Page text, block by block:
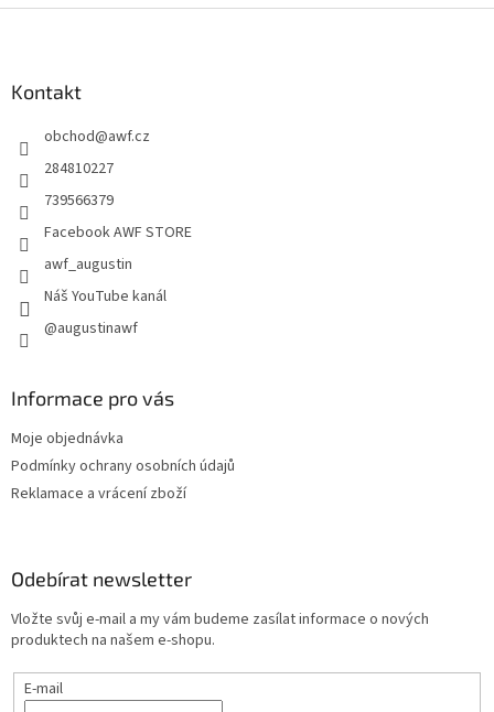
Kontakt
obchod@awf.cz
284810227
739566379
Facebook AWF STORE
awf_augustin
Náš YouTube kanál
@augustinawf
Informace pro vás
Moje objednávka
Podmínky ochrany osobních údajů
Reklamace a vrácení zboží
Odebírat newsletter
Vložte svůj e-mail a my vám budeme zasílat informace o nových
produktech na našem e-shopu.
E-mail